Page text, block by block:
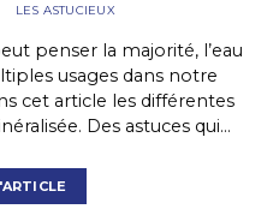
LES ASTUCIEUX
penser la majorité, l’eau
usages dans notre
cet article les différentes
Des astuces qui…